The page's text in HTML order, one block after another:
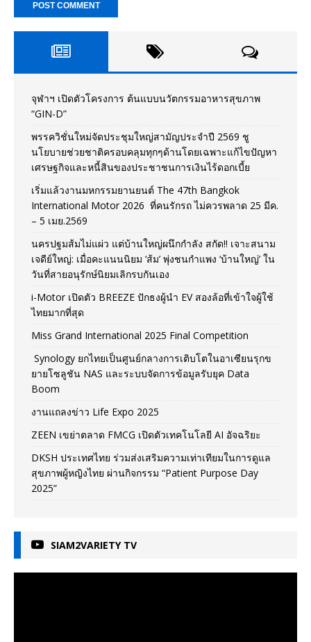
จุฬาฯ เปิดตัวโครงการ ต้นแบบนวัตกรรมอาหารสุขภาพ
“GIN-D”
พรรควิชั่นใหม่จัดประชุมใหญ่สามัญประจำปี 2569 ชู
นโยบายช่วยชาติครอบคลุมทุกๆด้านโดยเฉพาะแก้ไขปัญหา
เศรษฐกิจและหนี้สินของประชาชนการเงินไร้ดอกเบี้ย
เริ่มแล้วงานมหกรรมยานยนต์ The 47th Bangkok
International Motor 2026 ที่คนรักรถ ไม่ควรพลาด 25 มีค.
– 5 เมย.2569
นครปฐมส้มไม่แผ่ว แต่บ้านใหญ่ผนึกกำลัง สกัด!! เจาะสนาม
เจดีย์ใหญ่: เมื่อคะแนนนิยม ‘ส้ม’ พุ่งชนกำแพง ‘บ้านใหญ่’ ใน
วันที่สายอนุรักษ์นิยมเลิกรบกันเอง
i-Motor เปิดตัว BREEZE ปักธงผู้นำ EV สองล้อที่เข้าใจผู้ใช้
ไทยมากที่สุด
Miss Grand International 2025 Final Competition
Synology ยกไทยเป็นศูนย์กลางการเติบโตในอาเซียนรุกข
ยายโซลูชัน NAS และระบบจัดการข้อมูลรับยุค Data
Boom
งานแถลงข่าว Life Expo 2025
ZEEN เขย่าตลาด FMCG เปิดตัวเทคโนโลยี AI อัจฉริยะ
DKSH ประเทศไทย ร่วมส่งเสริมความเท่าเทียมในการดูแล
สุขภาพผู้หญิงไทย ผ่านกิจกรรม “Patient Purpose Day
2025”
SIAM2VARIETY TV